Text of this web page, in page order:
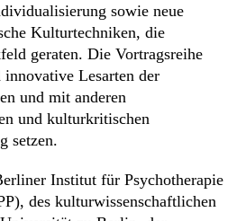
sowie neue
Kulturtechniken, die
geraten. Die Vortragsreihe
Lesarten der
und mit anderen
und kulturkritischen
setzen.
Institut für Psychotherapie
des kulturwissenschaftlichen